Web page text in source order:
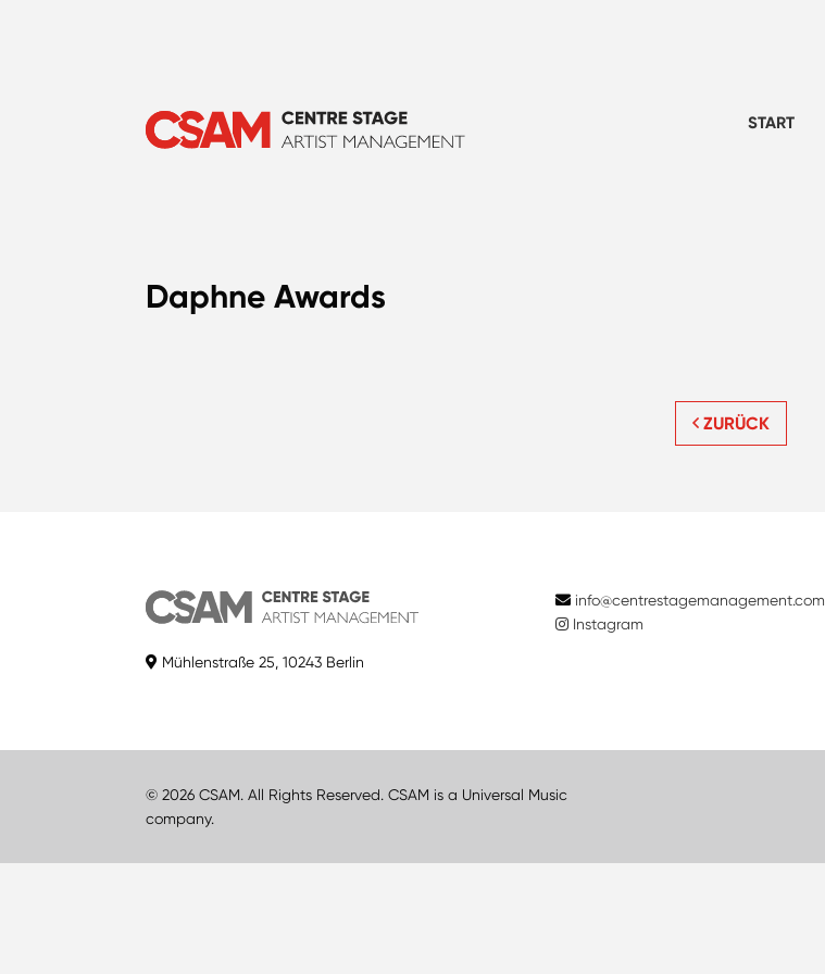
START
Daphne Awards
ZURÜCK
Mühlenstraße 25, 10243 Berlin
info@centrestagemanagement.com
Instagram
© 2026 CSAM. All Rights Reserved. CSAM is a Universal Music
company.